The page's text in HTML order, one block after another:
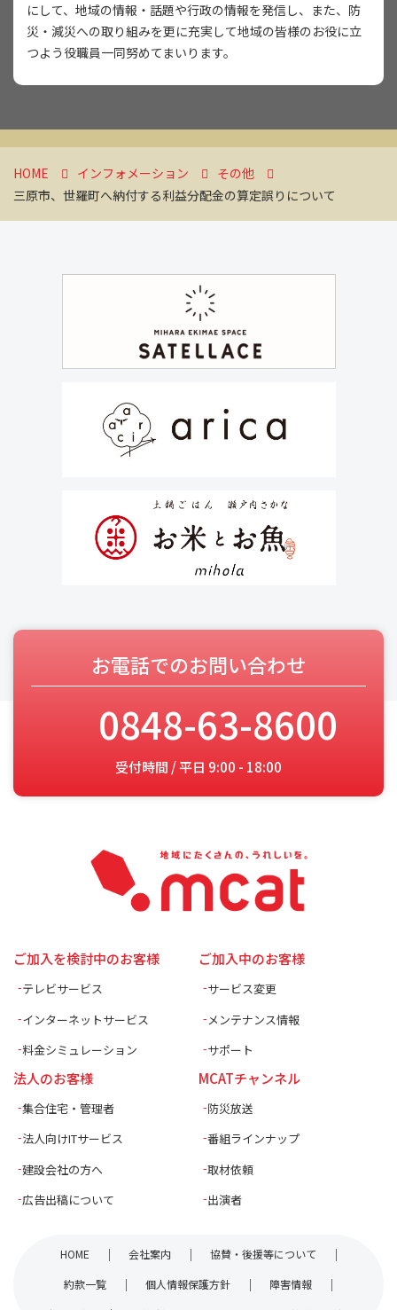
にして、地域の情報・話題や行政の情報を発信し、また、防
災・減災への取り組みを更に充実して地域の皆様のお役に立
つよう役職員一同努めてまいります。
HOME インフォメーション
その他
三原市、世羅町へ納付する利益分配金の算定誤りについて
お電話でのお問い合わせ
0848-63-8600
受付時間 / 平日 9:00 - 18:00
ご加入を検討中のお客様
テレビサービス
インターネットサービス
料金シミュレーション
ご加入中のお客様
サービス変更
メンテナンス情報
サポート
法人のお客様
集合住宅・管理者
法人向けITサービス
建設会社の方へ
広告出稿について
MCATチャンネル
防災放送
番組ラインナップ
取材依頼
出演者
HOME 会社案内
協賛・後援等について
約款一覧
個人情報保護方針
障害情報